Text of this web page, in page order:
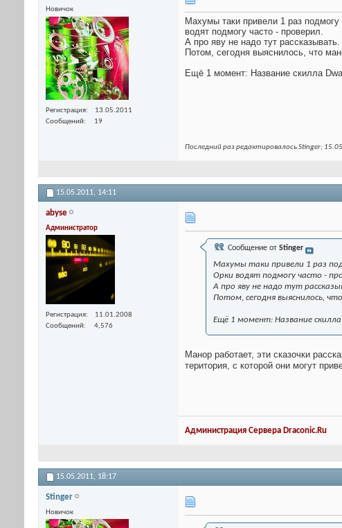
Новичок
Регистрация
13.05.2011
Сообщений
19
Махумы таки привели 1 раз
водят подмогу часто - проверил.
А про яву не надо тут
Потом, сегодня выяснилось, что
Ещё 1 момент: Название скилла
Последний раз редактировалось Stinger;
15.05.2011, 14:11
abyse
Администратор
Регистрация
11.01.2008
Сообщений
4,576
Сообщение от Stinger
Махумы таки привели 1 раз
Орки водят подмогу часто -
А про яву не надо тут
Потом, сегодня выяснилось,
Ещё 1 момент: Название скилла
Манор работает, эти сказочки
територия, с которой они могут
Администрация Сервера Draconic.Ru
15.05.2011, 18:17
Stinger
Новичок